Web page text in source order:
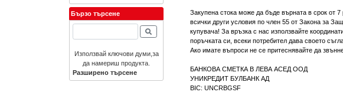
Закупена стока може да бъде върната в срок от
всички други условия по член 55 от Закона за
купувача! За връзка с нас използвайте
поръчката си, всеки потребител дава своето
Ако имате въпроси не се притеснявайте да
БАНКОВА СМЕТКА В ЛЕВА АСЕД ООД
УНИКРЕДИТ БУЛБАНК АД
BIC: UNCRBGSF
Бързо търсене
Използвай ключови думи,за
да намериш продукта.
Разширено търсене